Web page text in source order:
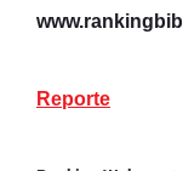
Reporte